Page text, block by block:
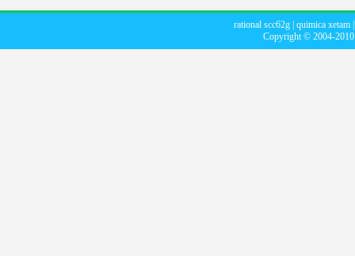
rational scc62g quimica xetam
Copyright © 2004-